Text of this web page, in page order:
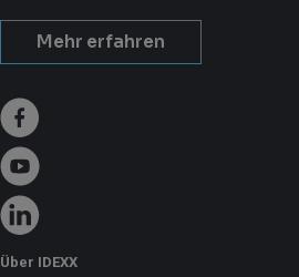
Mehr erfahren
Über IDEXX